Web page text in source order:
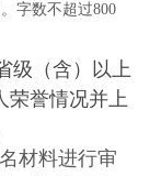
字数不超过800
级（含）以上
荣誉情况并上
材料进行审